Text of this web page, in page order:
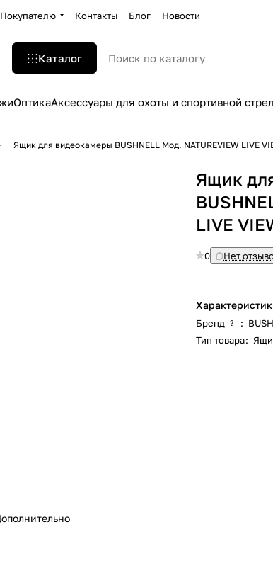
Покупателю Контакты Блог Новости
Каталог
ОптикаАксессуары для охоты и спортивной
Ящик для видеокамеры BUSHNELL Мод. NATUREVIEW LIVE
Ящик
LIVE
0 Нет
Бренд ? :
Тип товара: